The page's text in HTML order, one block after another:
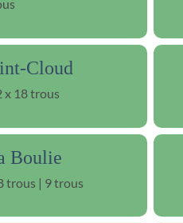
Cloud
x 18 trous
Boulie
trous | 9 trous